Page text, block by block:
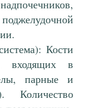
Кости
входящих в
парные и
Количество